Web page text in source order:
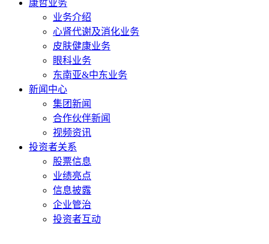
康哲业务
业务介绍
心肾代谢及消化业务
皮肤健康业务
眼科业务
东南亚&中东业务
新闻中心
集团新闻
合作伙伴新闻
视频资讯
投资者关系
股票信息
业绩亮点
信息披露
企业管治
投资者互动